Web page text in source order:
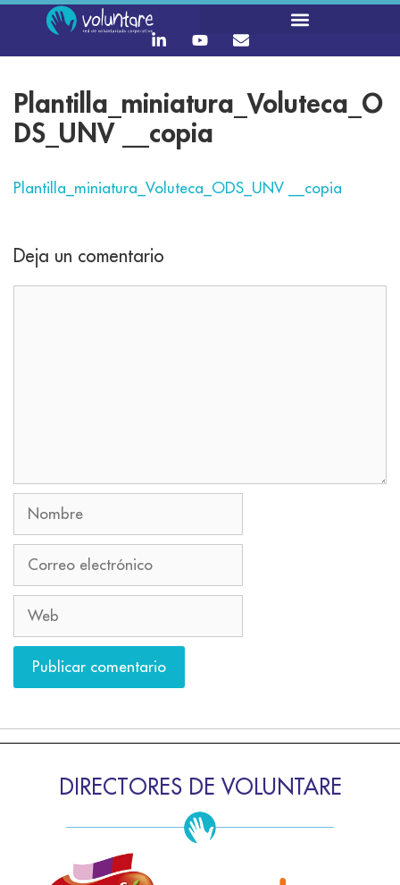
Plantilla_miniatura_Voluteca_O
DS_UNV __copia
Plantilla_miniatura_Voluteca_ODS_UNV __copia
Deja un comentario
DIRECTORES DE VOLUNTARE